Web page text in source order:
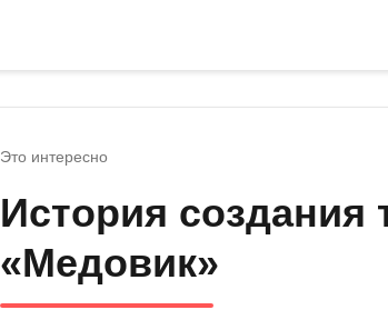
Это интересно
История создания
«Медовик»